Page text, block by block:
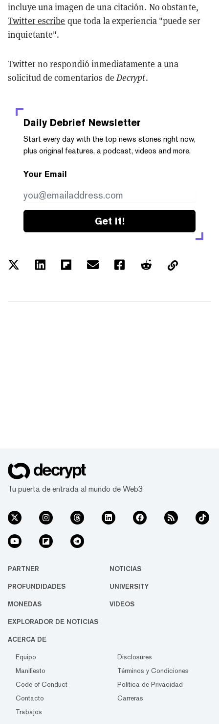
incluye una imagen de una citación. No obstante,
Twitter escribe que toda la experiencia "puede ser
inquietante".
Twitter no respondió inmediatamente a una
solicitud de comentarios de Decrypt.
Daily Debrief Newsletter
Start every day with the top news stories right now,
plus original features, a podcast, videos and more.
Your Email
Get it!
Tu puerta de entrada al mundo de Web3
PARTNER NOTICIAS
PROFUNDIDADES UNIVERSITY
MONEDAS VIDEOS
EXPLORADOR DE NOTICIAS
ACERCA DE
Equipo
Disclosures
Manifiesto
Términos y Condiciones
Code of Conduct
Política de Privacidad
Contacto
Carreras
Trabajos